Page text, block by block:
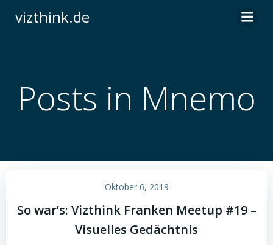
vizthink.de
Posts in Mnemo
Oktober 6, 2019
So war’s: Vizthink Franken Meetup #19 –
Visuelles Gedächtnis